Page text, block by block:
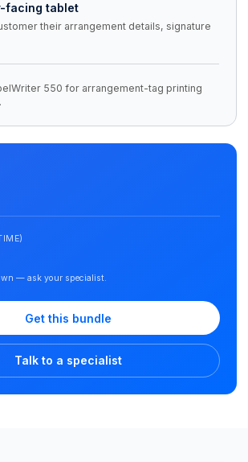
facing tablet
their arrangement details, signature
550 for arrangement-tag printing
— ask your specialist.
Get this bundle
Talk to a specialist